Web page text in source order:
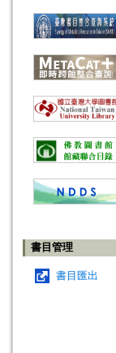
書目管理
書目匯出